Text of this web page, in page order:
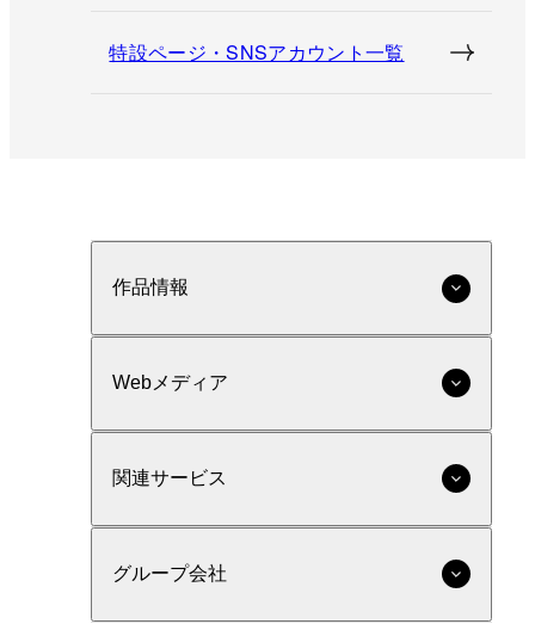
特設ページ・SNSアカウント一覧
作品情報
Webメディア
関連サービス
グループ会社